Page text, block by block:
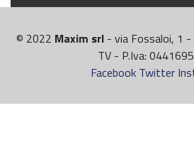
© 2022 Maxim srl - via Fossaloi, 1
TV - P.Iva:
Facebook Twitter